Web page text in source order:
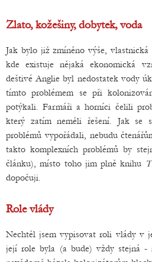
Zlato, kožešiny, dobytek, voda
Jak bylo již zmíněno výše, vlastnická
kde existuje nějaká ekonomická
deštivé Anglie byl nedostatek vody
tímto problémem se při
potýkali. Farmáři a horníci čelili
který zatím neměli řešení. Jak se
problémů vypořádali, nebudu
takto komplexních problémů by
článku), místo toho jim plně knihu
dopočuji.
Role vlády
Nechtěl jsem vypisovat roli vlády v
její role byla (a bude) vždy stejná -